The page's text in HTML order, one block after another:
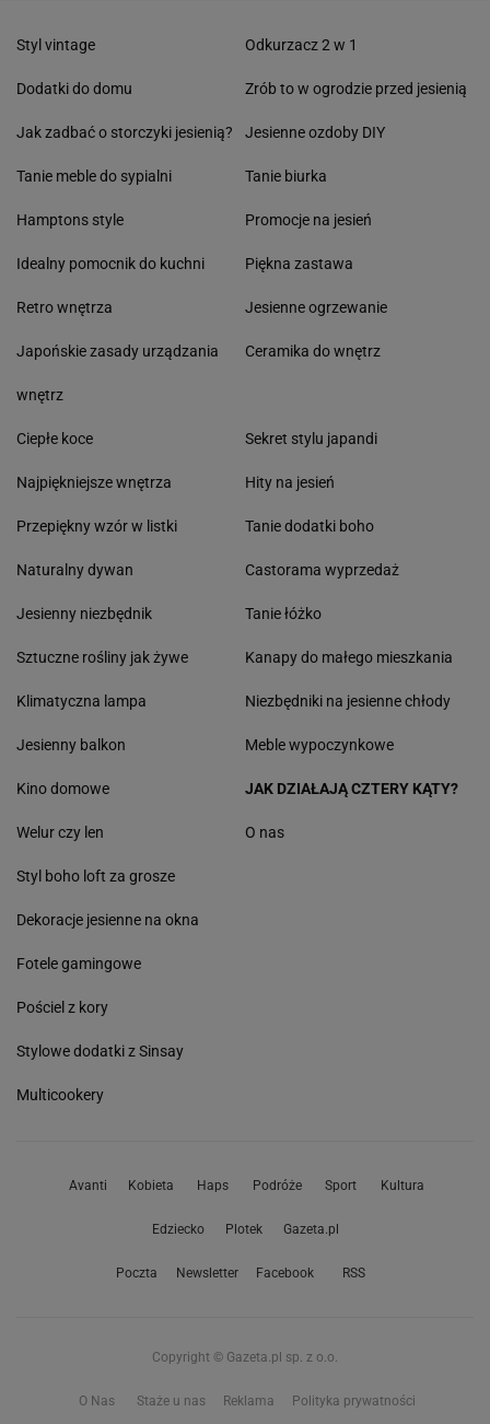
Styl vintage
Dodatki do domu
Jak zadbać o storczyki jesienią?
Tanie meble do sypialni
Hamptons style
Idealny pomocnik do kuchni
Retro wnętrza
Japońskie zasady urządzania
wnętrz
Odkurzacz 2 w 1
Zrób to w ogrodzie przed jesienią
Jesienne ozdoby DIY
Tanie biurka
Promocje na jesień
Piękna zastawa
Jesienne ogrzewanie
Ceramika do wnętrz
Ciepłe koce
Najpiękniejsze wnętrza
Przepiękny wzór w listki
Naturalny dywan
Jesienny niezbędnik
Sztuczne rośliny jak żywe
Klimatyczna lampa
Jesienny balkon
Sekret stylu japandi
Hity na jesień
Tanie dodatki boho
Castorama wyprzedaż
Tanie łóżko
Kanapy do małego mieszkania
Niezbędniki na jesienne chłody
Meble wypoczynkowe
Kino domowe
Welur czy len
Styl boho loft za grosze
Dekoracje jesienne na okna
Fotele gamingowe
Pościel z kory
Stylowe dodatki z Sinsay
Multicookery
JAK DZIAŁAJĄ CZTERY KĄTY?
O nas
Avanti Kobieta Haps Podróże Sport Kultura
Edziecko Plotek Gazeta.pl
Poczta Newsletter Facebook RSS
Copyright © Gazeta.pl sp. z o.o.
O Nas Staże u nas Reklama Polityka prywatności